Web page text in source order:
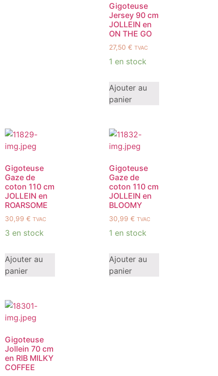
Gigoteuse
Jersey 90 cm
JOLLEIN en
ON THE GO
27,50 € TVAC
1 en stock
Ajouter au
panier
Gigoteuse
Gaze de
coton 110 cm
JOLLEIN en
ROARSOME
30,99 € TVAC
3 en stock
Ajouter au
panier
Gigoteuse
Gaze de
coton 110 cm
JOLLEIN en
BLOOMY
30,99 € TVAC
1 en stock
Ajouter au
panier
Gigoteuse
Jollein 70 cm
en RIB MILKY
COFFEE